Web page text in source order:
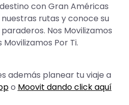
con Gran Américas
rutas y conoce su
Nos Movilizamos
Movilizamos Por Ti.
además planear tu viaje a
o Moovit dando click aquí